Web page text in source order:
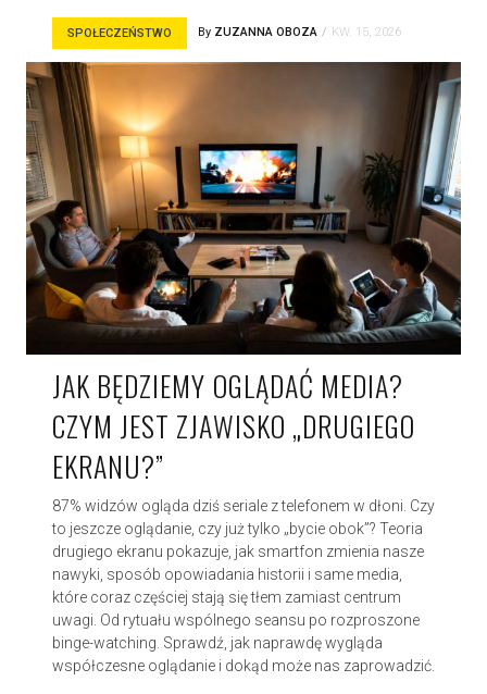
SPOŁECZEŃSTWO By ZUZANNA OBOZA KW. 15, 2026
JAK BĘDZIEMY OGLĄDAĆ MEDIA?
CZYM JEST ZJAWISKO „DRUGIEGO
EKRANU?”
87% widzów ogląda dziś seriale z telefonem w dłoni. Czy
to jeszcze oglądanie, czy już tylko „bycie obok”? Teoria
drugiego ekranu pokazuje, jak smartfon zmienia nasze
nawyki, sposób opowiadania historii i same media,
które coraz częściej stają się tłem zamiast centrum
uwagi. Od rytuału wspólnego seansu po rozproszone
binge-watching. Sprawdź, jak naprawdę wygląda
współczesne oglądanie i dokąd może nas zaprowadzić.